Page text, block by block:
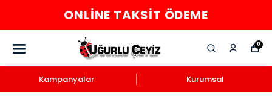
ONLINE TAKSIT ÖDEME
0
Kampanyalar Kurumsal